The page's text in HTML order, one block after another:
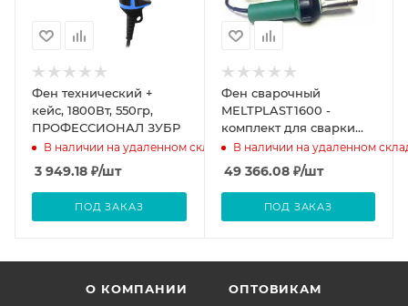
Фен технический +
кейс, 1800Вт, 550гр,
ПРОФЕССИОНАЛ ЗУБР
В наличии на удаленном складе
3 949.18 ₽/шт
ПОД ЗАКАЗ
Фен сварочный
MELTPLAST1600 -
комплект для сварки
линолеума
В наличии на удаленном
49 366.08₽/шт
ПОД ЗАКАЗ
О КОМПАНИИ ОПТОВИКАМ